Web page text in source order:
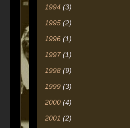
1994 (3)
1995 (2)
1996 (1)
1997 (1)
1998 (9)
1999 (3)
2000 (4)
2001 (2)